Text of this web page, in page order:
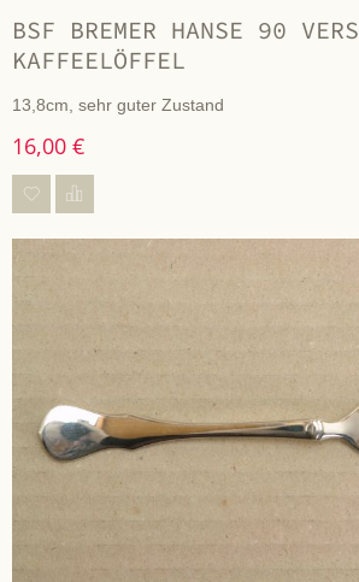
BSF BREMER HANSE 90
KAFFEELÖFFEL
13,8cm, sehr guter Zustand
16,00 €